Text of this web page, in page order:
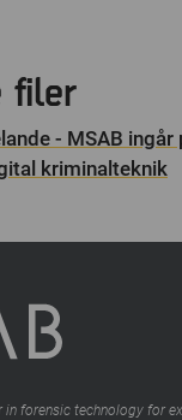
filer
- MSAB ingår
kriminalteknik
in forensic technology for